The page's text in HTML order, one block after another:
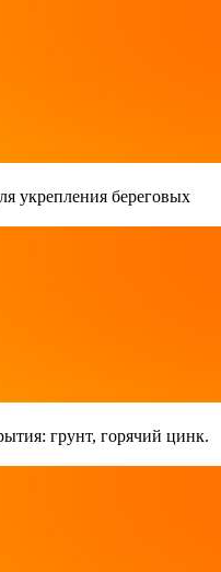
укрепления береговых
грунт, горячий цинк.